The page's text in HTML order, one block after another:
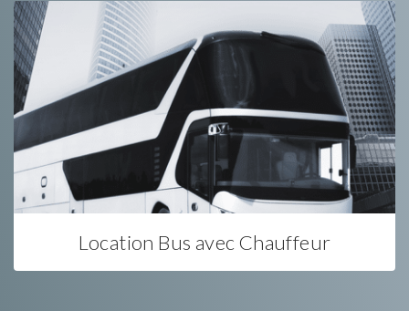
Location Bus avec Chauffeur